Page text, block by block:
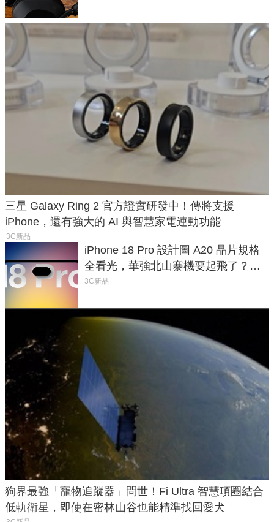
三星 Galaxy Ring 2 官方證實研發中！傳將支援
iPhone，還有強大的 AI 與智慧家電連動功能
3C新品
iPhone 18 Pro 設計圖 A20 晶片規格
全看光，華強北山寨機要起飛了？專
家曝山寨機無法復刻兩大關鍵
3C新品
狗界最強「寵物追蹤器」問世！Fi Ultra 智慧項圈結合
低軌衛星，即使在密林山谷也能精準找回愛犬